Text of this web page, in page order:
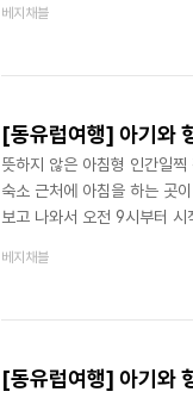
식당 오픈시간은 11:30이었
나는 거라곤 높이뿐이었다.
베지채블
[동유럽여행] 아기와
뜻하지 않은 아침형 인간일
숙소 근처에 아침을 하는 곳
보고 나와서 오전 9시부터
엘리제베트 다리를 건너서
이 꽤 길어서 다리 넘어가는
베지채블